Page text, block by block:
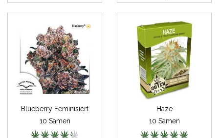
Blueberry Feminisiert
10 Samen
Haze
10 Samen